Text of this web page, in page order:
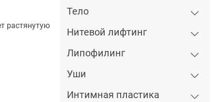
растянутую
Тело
Нитевой лифтинг
Липофилинг
Уши
Интимная пластика